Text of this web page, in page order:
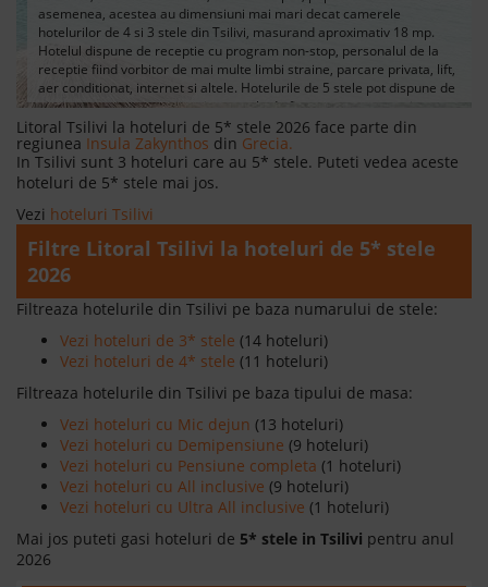
asemenea, acestea au dimensiuni mai mari decat camerele
hotelurilor de 4 si 3 stele din Tsilivi, masurand aproximativ 18 mp.
Hotelul dispune de receptie cu program non-stop, personalul de la
receptie fiind vorbitor de mai multe limbi straine, parcare privata, lift,
aer conditionat, internet si altele. Hotelurile de 5 stele pot dispune de
piscina exterioara sau interioara, sala de fitness, centre spa si
wellness, salon de infrumusetare, camara de bagaje, spalatorie,
curatatorie, restaurante, baruri, cafenele, cluburi si camere de
relaxare. In plus, hotelurile de 5 stele din Tsilivi pot fi dotate si cu
centre de afaceri si sali de evenimente.
Litoral Tsilivi la hoteluri de 5* stele 2026 face parte din
regiunea Insula Zakynthos din Grecia.
In Tsilivi sunt 3 hoteluri care au 5* stele. Puteti vedea aceste
hoteluri de 5* stele mai jos.
Vezi hoteluri Tsilivi
Filtre Litoral Tsilivi la hoteluri de 5* stele
2026
Filtreaza hotelurile din Tsilivi pe baza numarului de stele:
Vezi hoteluri de 3* stele (14 hoteluri)
Vezi hoteluri de 4* stele (11 hoteluri)
Filtreaza hotelurile din Tsilivi pe baza tipului de masa:
Vezi hoteluri cu Mic dejun (13 hoteluri)
Vezi hoteluri cu Demipensiune (9 hoteluri)
Vezi hoteluri cu Pensiune completa (1 hoteluri)
Vezi hoteluri cu All inclusive (9 hoteluri)
Vezi hoteluri cu Ultra All inclusive (1 hoteluri)
Mai jos puteti gasi hoteluri de 5* stele in Tsilivi pentru anul
2026